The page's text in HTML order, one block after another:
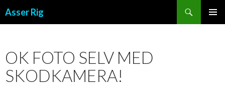
Asser Rig
OK FOTO SELV MED
SKODKAMERA!